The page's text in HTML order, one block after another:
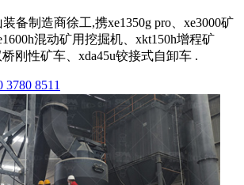
备制造商徐工,携xe1350g pro、xe3000矿
混动矿用挖掘机、xkt150h增程矿
桥刚性矿车、xda45u铰接式自卸车 .
8511